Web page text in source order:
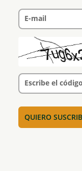
E-mail
Escribe el código